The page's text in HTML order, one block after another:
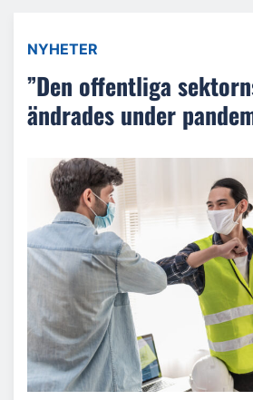
NYHETER
”Den offentliga
ändrades under